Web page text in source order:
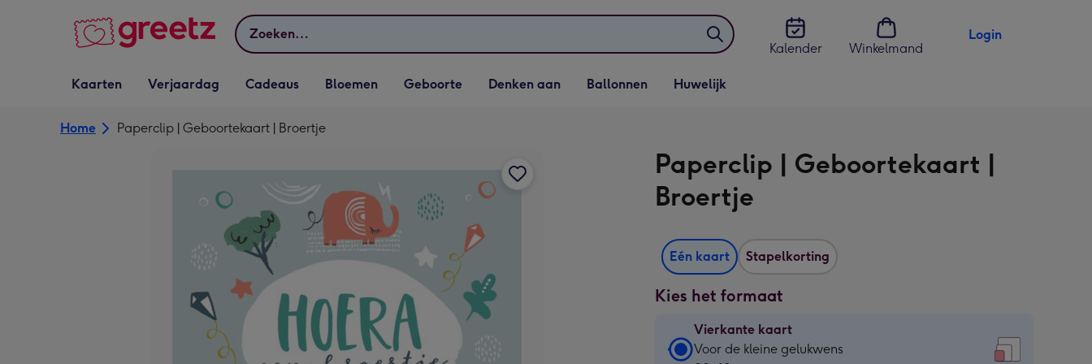
Zoeken
Kalender
Winkelmand
Login
Vervolgkeuzelijst
Kaarten openen
Kaarten
Vervolgkeuzelijst
Verjaardag openen
Verjaardag
Vervolgkeuzelijst
Cadeaus openen
Cadeaus
Vervolgkeuzelijst
Bloemen openen
Bloemen
Vervolgkeuzelijst
Geboorte openen
Geboorte
Vervolgkeuzelijst
Denken aan openen
Denken aan
Vervolgkeuzelijst
Ballonnen openen
Ballonnen
Vervolgkeuzelijst
Huwelijk openen
Huwelijk
Home Paperclip | Geboortekaart | Broertje
Paperclip | Geboortekaart |
Broertje
Eén kaart Stapelkorting
Kies het formaat
Vierkante kaart
Vierkante
Voor de kleine gelukwens